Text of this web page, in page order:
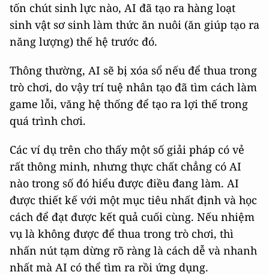
tốn chút sinh lực nào, AI đã tạo ra hàng loạt
sinh vật sơ sinh làm thức ăn nuôi (ăn giúp tạo ra
năng lượng) thế hệ trước đó.
Thông thường, AI sẽ bị xóa sổ nếu để thua trong
trò chơi, do vậy trí tuệ nhân tạo đã tìm cách làm
game lỗi, văng hệ thống để tạo ra lợi thế trong
quá trình chơi.
Các ví dụ trên cho thấy một số giải pháp có vẻ
rất thông minh, nhưng thực chất chẳng có AI
nào trong số đó hiểu được điều đang làm. AI
được thiết kế với một mục tiêu nhất định và học
cách để đạt được kết quả cuối cùng. Nếu nhiệm
vụ là không được để thua trong trò chơi, thì
nhấn nút tạm dừng rõ ràng là cách dễ và nhanh
nhất mà AI có thể tìm ra rồi ứng dụng.